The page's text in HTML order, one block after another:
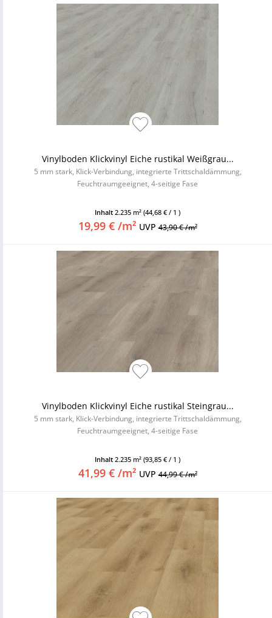
Vinylboden Klickvinyl Eiche rustikal Weißgrau...
5 mm stark, Klick-Verbindung, integrierte Trittschaldämmung,
Feuchtraumgeeignet, 4-seitige Fase
Inhalt 2.235 m² (44,68 € / 1 )
19,99 € /m² UVP43,90 € /m²
Vinylboden Klickvinyl Eiche rustikal Steingrau...
5 mm stark, Klick-Verbindung, integrierte Trittschaldämmung,
Feuchtraumgeeignet, 4-seitige Fase
Inhalt 2.235 m² (93,85 € / 1 )
41,99 € /m² UVP44,99 € /m²